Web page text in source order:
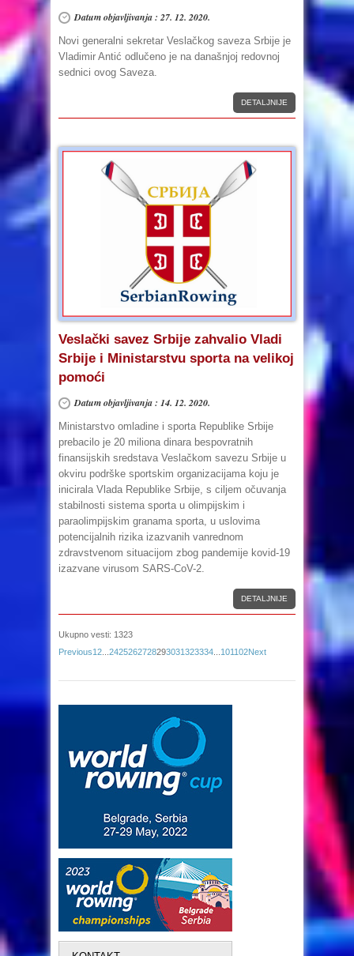
Datum objavljivanja : 27. 12. 2020.
Novi generalni sekretar Veslačkog saveza Srbije je
Vladimir Antić odlučeno je na današnjoj redovnoj
sednici ovog Saveza.
DETALJNIJE
Veslački savez Srbije zahvalio Vladi
Srbije i Ministarstvu sporta na velikoj
pomoći
Datum objavljivanja : 14. 12. 2020.
Ministarstvo omladine i sporta Republike Srbije
prebacilo je 20 miliona dinara bespovratnih
finansijskih sredstava Veslačkom savezu Srbije u
okviru podrške sportskim organizacijama koju je
inicirala Vlada Republike Srbije, s ciljem očuvanja
stabilnosti sistema sporta u olimpijskim i
paraolimpijskim granama sporta, u uslovima
potencijalnih rizika izazvanih vanrednom
zdravstvenom situacijom zbog pandemije kovid-19
izazvane virusom SARS-CoV-2.
DETALJNIJE
Ukupno vesti: 1323
Previous12 2425262728293031323334 101102Next